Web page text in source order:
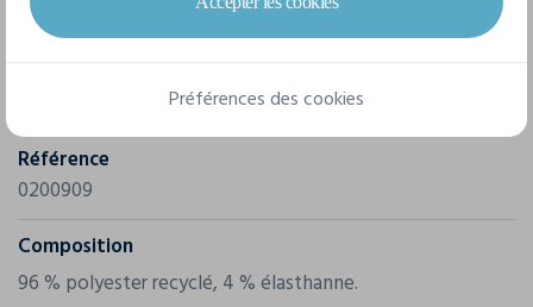
Marque
Référence
0200909
Composition
96 % polyester recyclé, 4 % élasthanne.
Préférences des cookies